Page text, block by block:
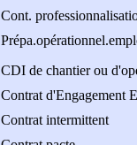
Cont.
CDI de chantier ou
Contrat d'Engagement
Contrat intermittent